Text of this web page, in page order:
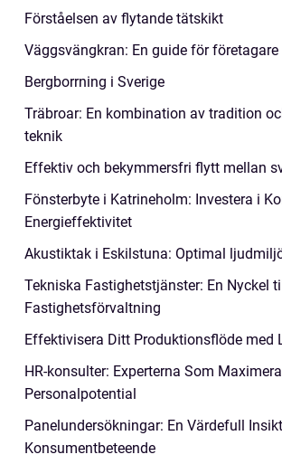
Förståelsen av flytande tätskikt
Väggsvängkran: En guide för företagare
Bergborrning i Sverige
Träbroar: En kombination av tradition
teknik
Effektiv och bekymmersfri flytt mellan
Fönsterbyte i Katrineholm: Investera i
Energieffektivitet
Akustiktak i Eskilstuna: Optimal
Tekniska Fastighetstjänster: En Nyckel
Fastighetsförvaltning
Effektivisera Ditt Produktionsflöde med
HR-konsulter: Experterna Som
Personalpotential
Panelundersökningar: En Värdefull
Konsumentbeteende